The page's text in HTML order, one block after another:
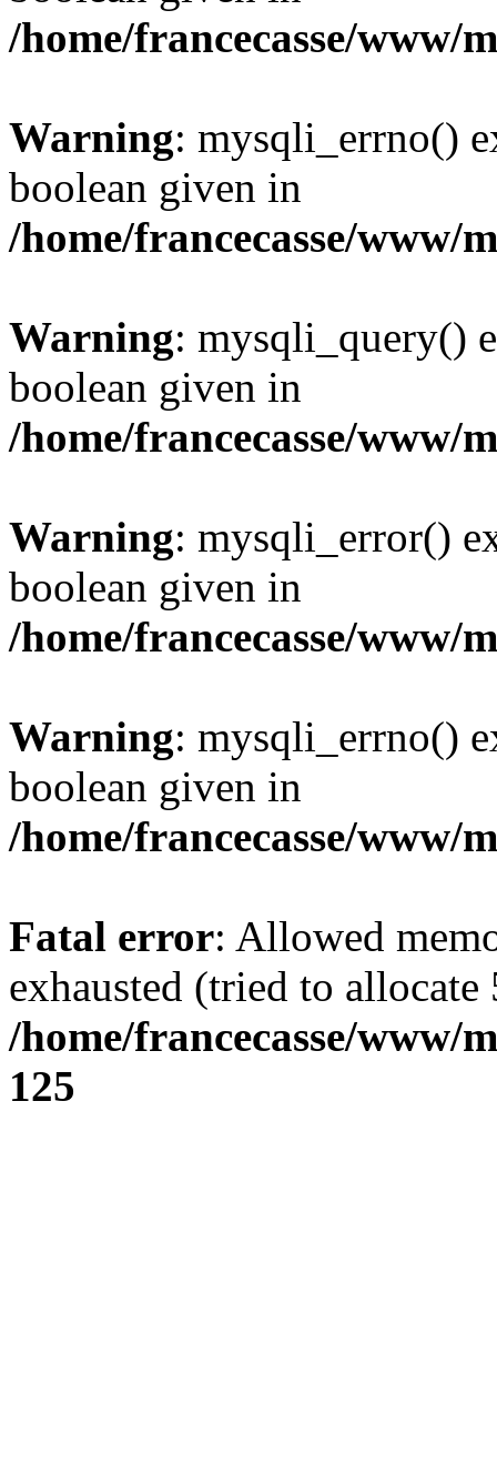
/home/francecasse/www/
Warning: mysqli_errno()
boolean given in
/home/francecasse/www/
Warning: mysqli_query()
boolean given in
/home/francecasse/www/
Warning: mysqli_error()
boolean given in
/home/francecasse/www/
Warning: mysqli_errno()
boolean given in
/home/francecasse/www/
Fatal error: Allowed
exhausted (tried to
/home/francecasse/www/
125